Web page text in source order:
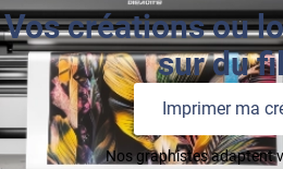
Vos créations ou
sur du
Imprimer ma
Nos graphistes adaptent